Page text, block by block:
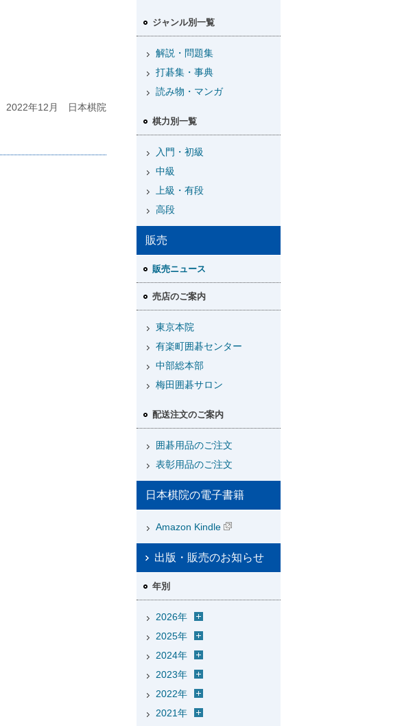
2022年12月 日本棋院
ジャンル別一覧
解説・問題集
打碁集・事典
読み物・マンガ
棋力別一覧
入門・初級
中級
上級・有段
高段
販売
販売ニュース
売店のご案内
東京本院
有楽町囲碁センター
中部総本部
梅田囲碁サロン
配送注文のご案内
囲碁用品のご注文
表彰用品のご注文
日本棋院の電子書籍
Amazon Kindle
出版・販売のお知らせ
年別
2026年
2025年
2024年
2023年
2022年
2021年